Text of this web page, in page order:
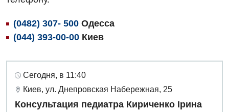
УЗИ
Для взрослых
Акушерство и гинекология
Отделение неотложных состояний
Скорая медицинская помощь
Терапевтическое отделение
Национальный скрининг здоровья 40+
Украинский
(0482) 307- 500 Одесса
(044) 393-00-00 Киев
Сегодня, в 11:40
Киев, ул. Днепровская Набережная, 25
Консультация педиатра Кириченко Ірина